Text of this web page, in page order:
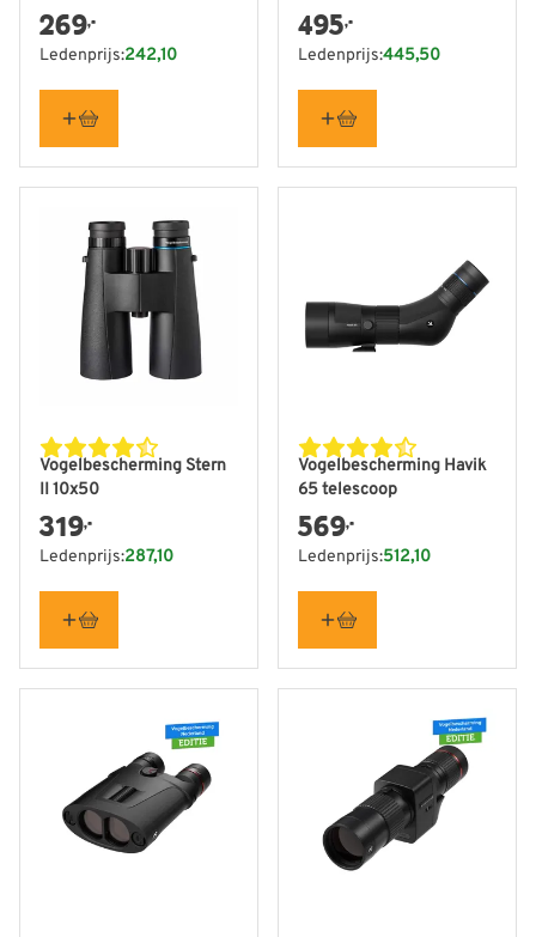
269,-
Ledenprijs:242,10
495,-
Ledenprijs:445,50
Vogelbescherming Stern
II 10x50
319,-
Ledenprijs:287,10
Vogelbescherming Havik
65 telescoop
569,-
Ledenprijs:512,10